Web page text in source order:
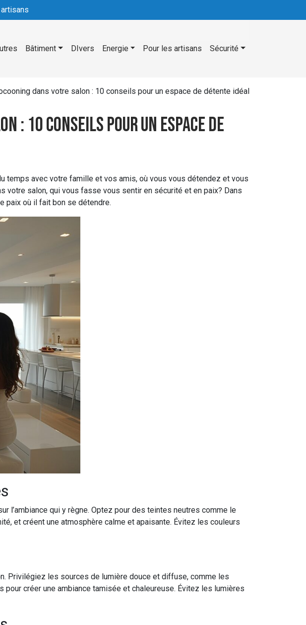
Bâtiment DIvers Energie Pour les artisans Sécurité
dans votre salon : 10 conseils pour un espace de détente idéal
: 10 conseils pour un espace de
temps avec votre famille et vos amis, où vous vous détendez et vous
votre salon, qui vous fasse vous sentir en sécurité et en paix? Dans
paix où il fait bon se détendre.
l’ambiance qui y règne. Optez pour des teintes neutres comme le
et créent une atmosphère calme et apaisante. Évitez les couleurs
Privilégiez les sources de lumière douce et diffuse, comme les
créer une ambiance tamisée et chaleureuse. Évitez les lumières